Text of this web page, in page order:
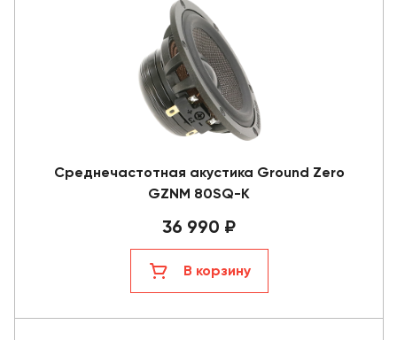
Среднечастотная акустика Ground Zero
GZNM 80SQ-K
36 990 ₽
В корзину